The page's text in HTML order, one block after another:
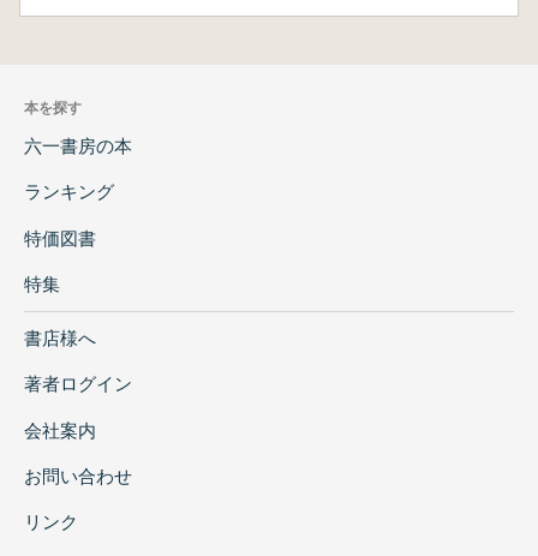
本を探す
六一書房の本
ランキング
特価図書
特集
書店様へ
著者ログイン
会社案内
お問い合わせ
リンク